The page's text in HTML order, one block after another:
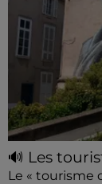
🔊 Les
Le « tourisme